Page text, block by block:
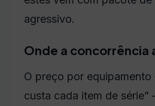
agressivo.
Onde a concorrência
O preço por
custa cada item de